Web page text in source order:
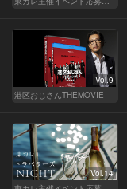
Vol.9
港区おじさんTHEMOVIE
Vol.14